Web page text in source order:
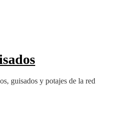
guisados y potajes de la red